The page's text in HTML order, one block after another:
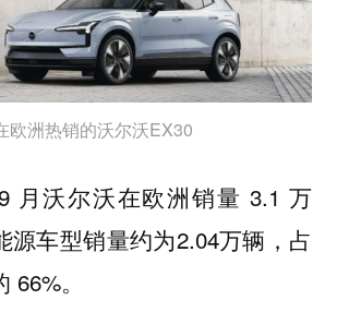
欧洲热销的沃尔沃EX30
月沃尔沃在欧洲销量 3.1 万
源车型销量约为2.04万辆，占
。